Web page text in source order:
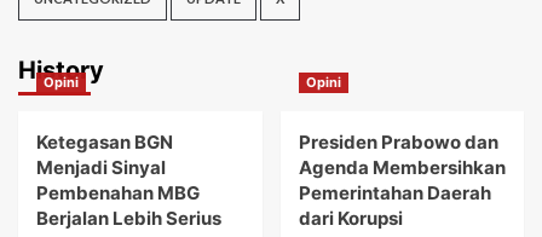
History
Opini
Ketegasan BGN
Menjadi Sinyal
Pembenahan MBG
Berjalan Lebih Serius
Opini
Presiden Prabowo dan
Agenda Membersihkan
Pemerintahan Daerah
dari Korupsi